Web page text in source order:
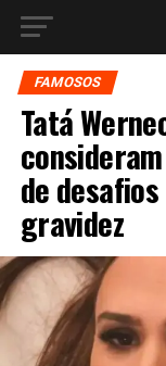
FAMOSOS
Tatá
de
gravidez